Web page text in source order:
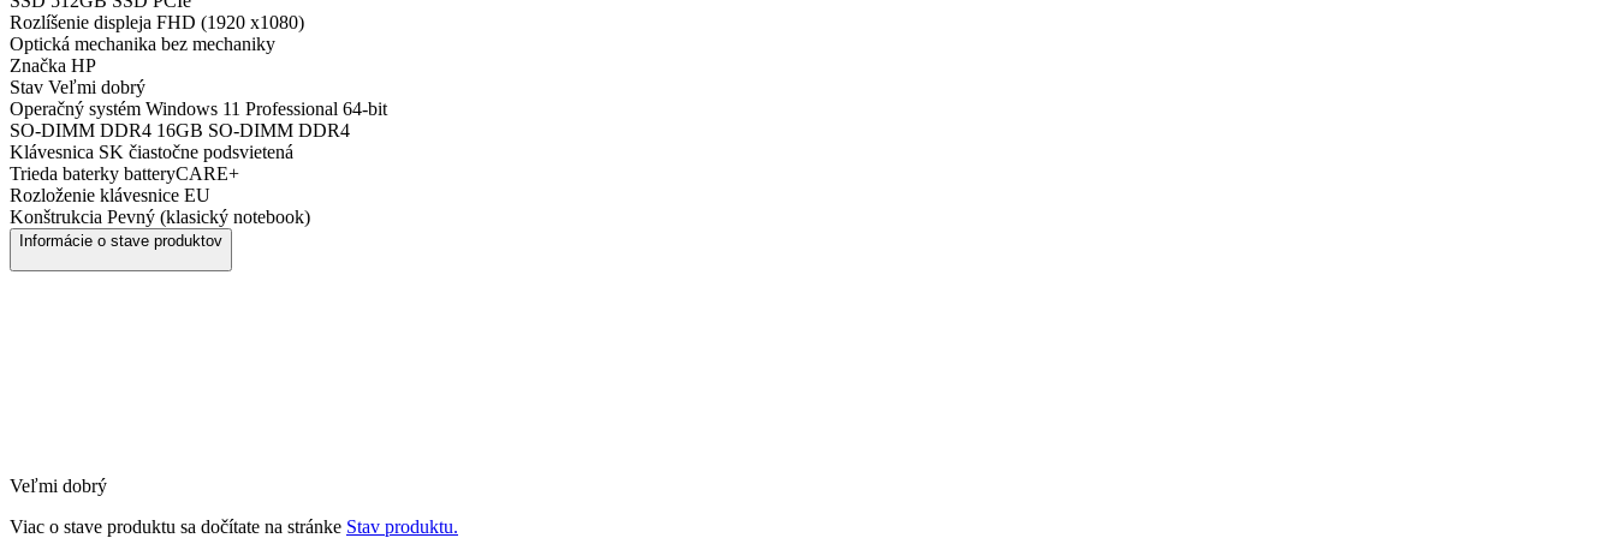
Rozlíšenie displeja FHD (1920 x1080)
Optická mechanika bez mechaniky
Značka HP
Stav Veľmi dobrý
Operačný systém Windows 11 Professional 64-bit
SO-DIMM DDR4 16GB SO-DIMM DDR4
Klávesnica SK čiastočne podsvietená
Trieda baterky batteryCARE+
Rozloženie klávesnice EU
Konštrukcia Pevný (klasický notebook)
Informácie o stave produktov
Veľmi dobrý
Viac o stave produktu sa dočítate na stránke Stav produktu.